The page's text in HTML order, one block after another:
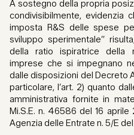
A sostegno della propria
condivisibilmente, evidenzia
imposta R&S delle spese
sviluppo sperimentale”
della ratio ispiratrice della
imprese che si impegnano
dalle disposizioni del Decreto
particolare, l’art. 2) quanto
amministrativa fornite in
Mi.S.E. n. 46586 del 16
Agenzia delle Entrate n. 5/E